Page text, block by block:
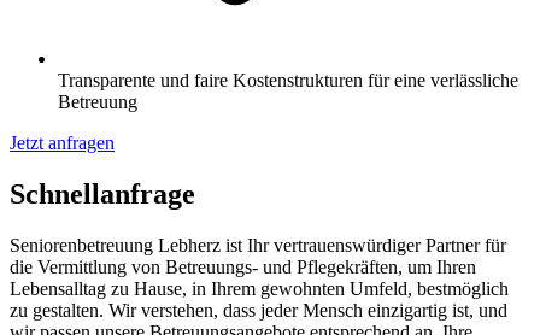
Transparente und faire Kostenstrukturen für eine verlässliche
Betreuung
Jetzt anfragen
Schnell­anfrage
Seniorenbetreuung Lebherz ist Ihr vertrauenswürdiger Partner für
die Vermittlung von Betreuungs- und Pflegekräften, um Ihren
Lebensalltag zu Hause, in Ihrem gewohnten Umfeld, bestmöglich
zu gestalten. Wir verstehen, dass jeder Mensch einzigartig ist, und